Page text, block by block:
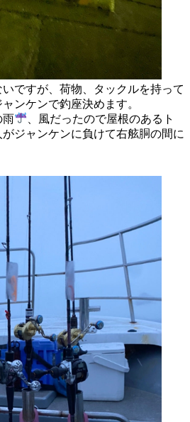
ですが、荷物、タックルを持って
ンケンで釣座決めます。
雨
、風だったので屋根のあるト
ジャンケンに負けて右舷胴の間に